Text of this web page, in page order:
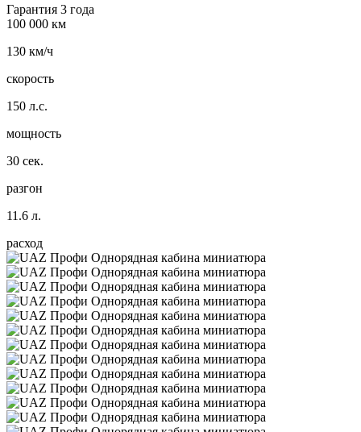
Гарантия 3 года
100 000 км
130 км/ч
скорость
150 л.с.
мощность
30 сек.
разгон
11.6 л.
расход